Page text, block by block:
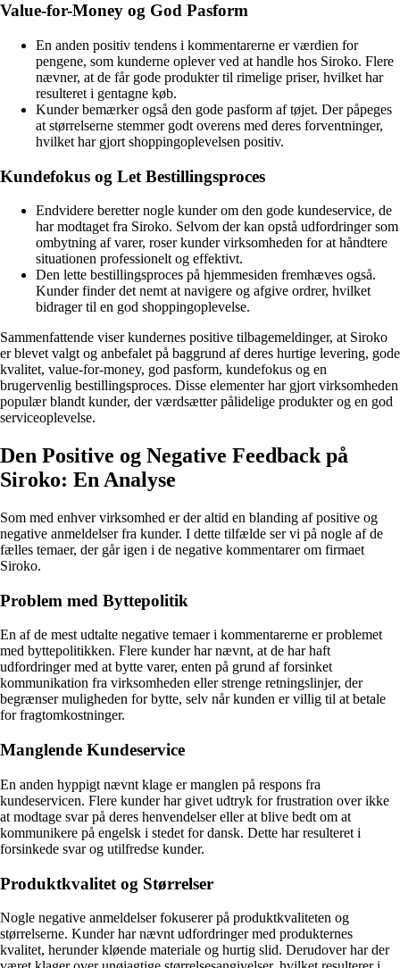
Value-for-Money og God Pasform
En anden positiv tendens i kommentarerne er værdien for
pengene, som kunderne oplever ved at handle hos Siroko. Flere
nævner, at de får gode produkter til rimelige priser, hvilket har
resulteret i gentagne køb.
Kunder bemærker også den gode pasform af tøjet. Der påpeges
at størrelserne stemmer godt overens med deres forventninger,
hvilket har gjort shoppingoplevelsen positiv.
Kundefokus og Let Bestillingsproces
Endvidere beretter nogle kunder om den gode kundeservice, de
har modtaget fra Siroko. Selvom der kan opstå udfordringer som
ombytning af varer, roser kunder virksomheden for at håndtere
situationen professionelt og effektivt.
Den lette bestillingsproces på hjemmesiden fremhæves også.
Kunder finder det nemt at navigere og afgive ordrer, hvilket
bidrager til en god shoppingoplevelse.
Sammenfattende viser kundernes positive tilbagemeldinger, at Siroko
er blevet valgt og anbefalet på baggrund af deres hurtige levering, gode
kvalitet, value-for-money, god pasform, kundefokus og en
brugervenlig bestillingsproces. Disse elementer har gjort virksomheden
populær blandt kunder, der værdsætter pålidelige produkter og en god
serviceoplevelse.
Den Positive og Negative Feedback på
Siroko: En Analyse
Som med enhver virksomhed er der altid en blanding af positive og
negative anmeldelser fra kunder. I dette tilfælde ser vi på nogle af de
fælles temaer, der går igen i de negative kommentarer om firmaet
Siroko.
Problem med Byttepolitik
En af de mest udtalte negative temaer i kommentarerne er problemet
med byttepolitikken. Flere kunder har nævnt, at de har haft
udfordringer med at bytte varer, enten på grund af forsinket
kommunikation fra virksomheden eller strenge retningslinjer, der
begrænser muligheden for bytte, selv når kunden er villig til at betale
for fragtomkostninger.
Manglende Kundeservice
En anden hyppigt nævnt klage er manglen på respons fra
kundeservicen. Flere kunder har givet udtryk for frustration over ikke
at modtage svar på deres henvendelser eller at blive bedt om at
kommunikere på engelsk i stedet for dansk. Dette har resulteret i
forsinkede svar og utilfredse kunder.
Produktkvalitet og Størrelser
Nogle negative anmeldelser fokuserer på produktkvaliteten og
størrelserne. Kunder har nævnt udfordringer med produkternes
kvalitet, herunder kløende materiale og hurtig slid. Derudover har der